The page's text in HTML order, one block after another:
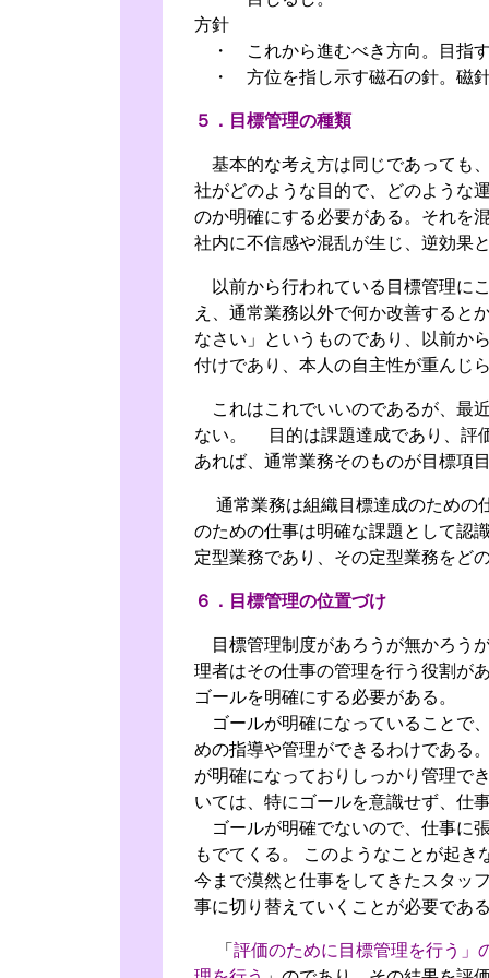
方針
・ これから進むべき方向。目指
・ 方位を指し示す磁石の針。磁
５．目標管理の種類
基本的な考え方は同じであっても
社がどのような目的で、どのような
のか明確にする必要がある。それを
社内に不信感や混乱が生じ、逆効果
以前から行われている目標管理に
え、通常業務以外で何か改善すると
なさい」というものであり、以前か
付けであり、本人の自主性が重んじ
これはこれでいいのであるが、最
ない。 目的は課題達成であり、評
あれば、通常業務そのものが目標項
通常業務は組織目標達成のための
のための仕事は明確な課題として認
定型業務であり、その定型業務をど
６．目標管理の位置づけ
目標管理制度があろうが無かろう
理者はその仕事の管理を行う役割が
ゴールを明確にする必要がある。
ゴールが明確になっていることで
めの指導や管理ができるわけである
が明確になっておりしっかり管理で
いては、特にゴールを意識せず、仕
ゴールが明確でないので、仕事に
もでてくる。 このようなことが起
今まで漠然と仕事をしてきたスタッ
事に切り替えていくことが必要であ
「 評価のために目標管理を行う」